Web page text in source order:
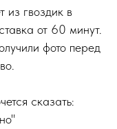
из гвоздик в
от 60 минут.
фото перед
сказать: